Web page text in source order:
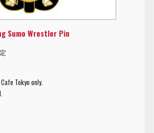
Sumo Wrestler Pin
Tokyo only.